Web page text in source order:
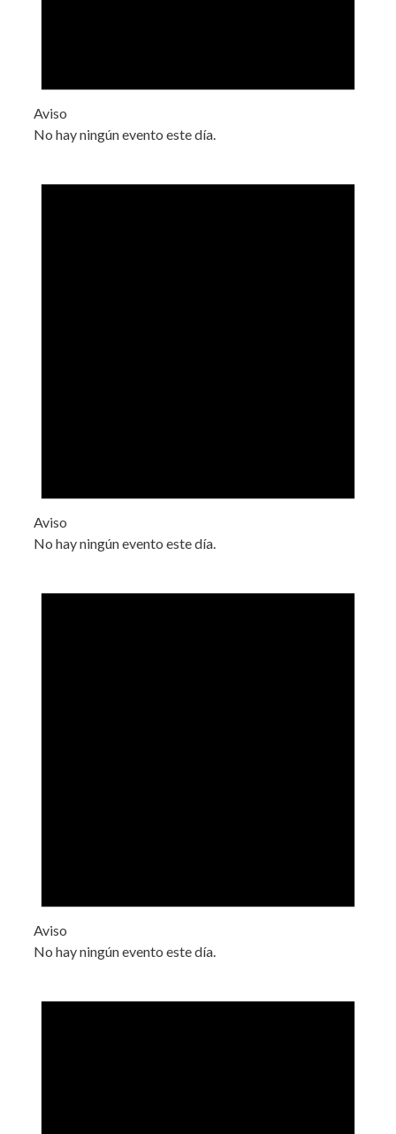
Aviso
No hay ningún evento este día.
Aviso
No hay ningún evento este día.
Aviso
No hay ningún evento este día.